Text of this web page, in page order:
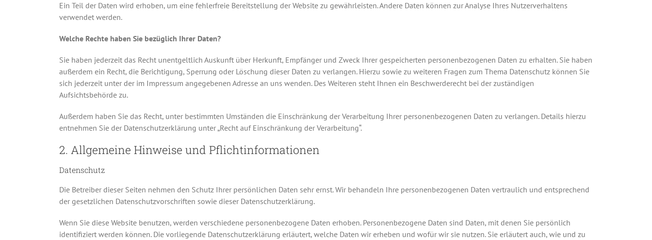
Ein Teil der Daten wird erhoben, um eine fehlerfreie Bereitstellung der Website zu gewährleisten. Andere Daten können zur Analyse Ihres Nutzerverhaltens
verwendet werden.
Welche Rechte haben Sie bezüglich Ihrer Daten?
Sie haben jederzeit das Recht unentgeltlich Auskunft über Herkunft, Empfänger und Zweck Ihrer gespeicherten personenbezogenen Daten zu erhalten. Sie haben
außerdem ein Recht, die Berichtigung, Sperrung oder Löschung dieser Daten zu verlangen. Hierzu sowie zu weiteren Fragen zum Thema Datenschutz können Sie
sich jederzeit unter der im Impressum angegebenen Adresse an uns wenden. Des Weiteren steht Ihnen ein Beschwerderecht bei der zuständigen
Aufsichtsbehörde zu.
Außerdem haben Sie das Recht, unter bestimmten Umständen die Einschränkung der Verarbeitung Ihrer personenbezogenen Daten zu verlangen. Details hierzu
entnehmen Sie der Datenschutzerklärung unter „Recht auf Einschränkung der Verarbeitung“.
2. Allgemeine Hinweise und Pflichtinformationen
Datenschutz
Die Betreiber dieser Seiten nehmen den Schutz Ihrer persönlichen Daten sehr ernst. Wir behandeln Ihre personenbezogenen Daten vertraulich und entsprechend
der gesetzlichen Datenschutzvorschriften sowie dieser Datenschutzerklärung.
Wenn Sie diese Website benutzen, werden verschiedene personenbezogene Daten erhoben. Personenbezogene Daten sind Daten, mit denen Sie persönlich
identifiziert werden können. Die vorliegende Datenschutzerklärung erläutert, welche Daten wir erheben und wofür wir sie nutzen. Sie erläutert auch, wie und zu